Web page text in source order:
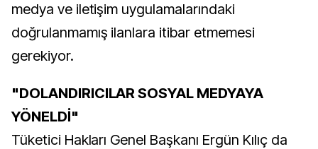
medya ve iletişim uygulamalarındaki
doğrulanmamış ilanlara itibar etmemesi
gerekiyor.
"DOLANDIRICILAR SOSYAL MEDYAYA
YÖNELDİ"
Tüketici Hakları Genel Başkanı Ergün Kılıç da